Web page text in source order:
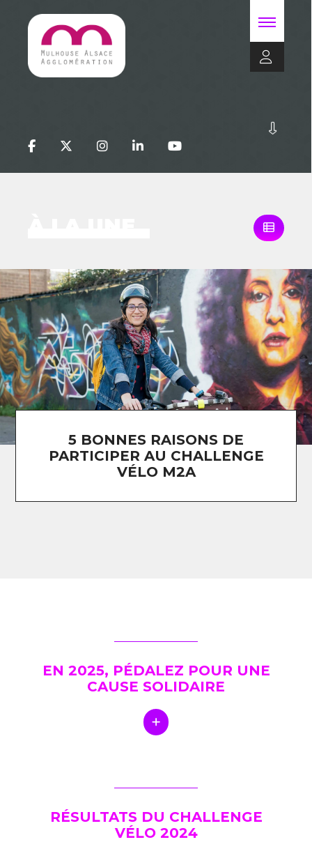
5 BONNES RAISONS DE
PARTICIPER AU CHALLENGE
VÉLO M2A
EN 2025, PÉDALEZ POUR UNE
CAUSE SOLIDAIRE
RÉSULTATS DU CHALLENGE
VÉLO 2024